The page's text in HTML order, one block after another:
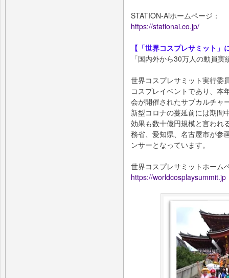
STATION-Aiホームページ：
https://stationai.co.jp/
【「世界コスプレサミット」
「国内外から30万人の動員
世界コスプレサミット実行委
コスプレイベントであり、本
会が開催されたサブカルチャ
新型コロナの蔓延前には期間
効果も数十億円規模と言われ
務省、愛知県、名古屋市が参
ンサーとなっています。
世界コスプレサミットホーム
https://worldcosplaysummit.jp